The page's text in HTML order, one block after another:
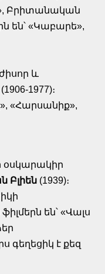
Բրիտանական
են՝ «Կաբարե»,
և
(1906-1977)։
«Հարսանիք»,
օսկարակիր
Բլիեն (1939)։
են՝ «Վալս
գեղեցիկ է քեզ